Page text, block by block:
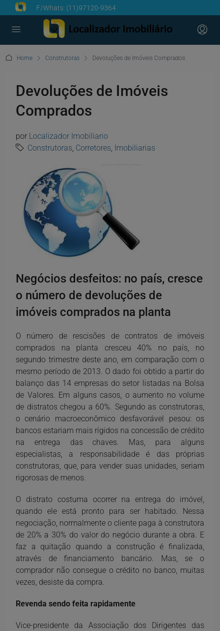
F/Whats: (11)97120-9364
Home Construtoras Devoluções de Imóveis Comprados
Devoluções de Imóveis
Comprados
por Localizador Imobiliario
Construtoras, Corretores, Imobiliarias
Negócios desfeitos: no país, cresce
o número de devoluções de
imóveis comprados na planta
O número de rescisões de contratos de imóveis
comprados na planta cresceu 40% no país, no
segundo trimestre deste ano, em comparação com o
mesmo período de 2013. O dado foi obtido a partir do
balanço das 14 empresas do setor listadas na Bolsa
de Valores. Em alguns casos, o aumento no volume
de distratos chegou a 60%. Segundo as construtoras,
o cenário macroeconômico desfavorável pesou: os
bancos estariam mais rígidos na concessão de crédito
na entrega das chaves. Mas, para alguns
especialistas, a responsabilidade é das próprias
construtoras, que, para vender suas unidades, seriam
rigorosas de menos.
O distrato costuma ocorrer na entrega do imóvel,
quando ele está pronto para ser habitado. Nessa
negociação, normalmente o cliente paga à construtora
de 20% a 30% do valor do negócio durante a obra. E
faz a quitação quando a construção é finalizada,
através de financiamento bancário. Mas, se o
comprador não consegue o crédito no banco, muitas
vezes, desiste da compra.
Revenda sendo feita rapidamente
Vice-presidente da Associação dos Dirigentes das